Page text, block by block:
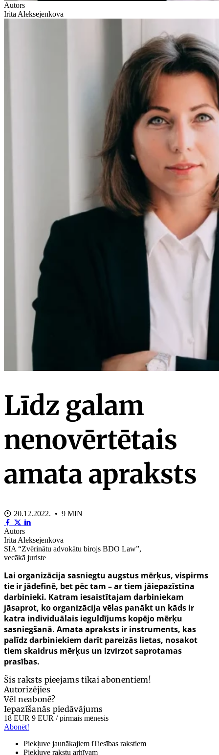
Autors
Irita Aleksejenkova
Līdz galam
nenovērtētais
amata apraksts
20.12.2022. • 9 MIN
Autors
Irita Aleksejenkova
SIA “Zvērinātu advokātu birojs BDO Law”,
vecākā juriste
Lai organizācija sasniegtu augstus mērķus, vispirms
tie ir jādefinē, bet pēc tam – ar tiem jāiepazīstina
darbinieki. Katram iesaistītajam darbiniekam
jāsaprot, ko organizācija vēlas panākt un kāds ir
katra individuālais ieguldījums kopējo mērķu
sasniegšanā. Amata apraksts ir instruments, kas
palīdz darbiniekiem darīt pareizās lietas, nosakot
tiem skaidrus mērķus un izvirzot saprotamas
prasības.
Šis raksts pieejams tikai abonentiem!
Autorizējies
Vēl neabonē?
Iepazīšanās piedāvājums
18 EUR 9 EUR / pirmais mēnesis
Abonēt!
Piekļuve jaunākajiem iTiesības rakstiem
Piekļuve rakstu arhīvam